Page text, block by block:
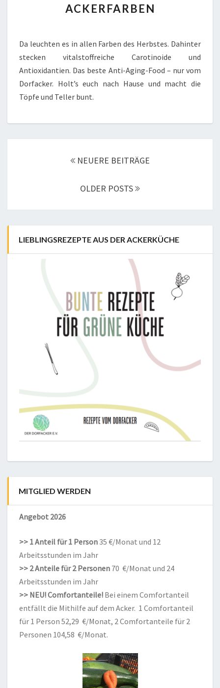
ACKERFARBEN
Da leuchten es in allen Farben des Herbstes. Dahinter
stecken vitalstoffreiche Carotinoide und
Antioxidantien. Das beste Anti-Aging-Food – nur vom
Dorfacker. Holt’s euch nach Hause und macht die
Töpfe und Teller bunt.
NEUERE BEITRÄGE
OLDER POSTS
LIEBLINGSREZEPTE AUS DER ACKERKÜCHE
MITGLIED WERDEN
Angebot 2026
>> 1 Anteil für 1 Person 35 €/Monat und 12
Arbeitsstunden im Jahr
>> 2 Anteile für 2 Personen 70 €/Monat und 24
Arbeitsstunden im Jahr
>> NEU! Comfortanteile! Bei einem Comfortanteil
entfällt die Mithilfe auf dem Acker. 1 Comfortanteil
für 1 Person 52,29 €/Monat, 2 Comfortanteile für 2
Personen 104,58 €/Monat.